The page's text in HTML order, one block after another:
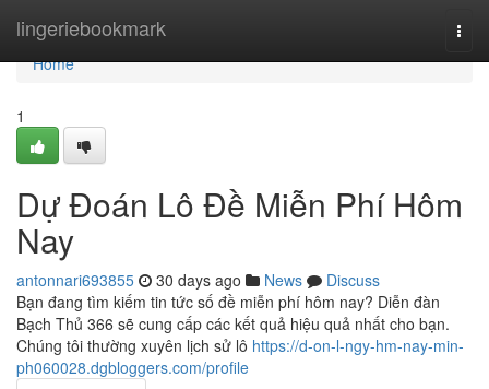
lingeriebookmark
Home
Home
1
Dự Đoán Lô Đề Miễn Phí Hôm
Nay
antonnari693855 30 days ago News
Discuss
Bạn đang tìm kiếm tin tức số đề miễn phí hôm nay? Diễn đàn
Bạch Thủ 366 sẽ cung cấp các kết quả hiệu quả nhất cho bạn.
Chúng tôi thường xuyên lịch sử lô https://d-on-l-ngy-hm-nay-min-
ph060028.dgbloggers.com/profile